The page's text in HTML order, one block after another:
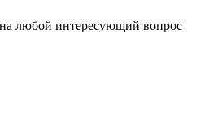
любой интересующий вопрос